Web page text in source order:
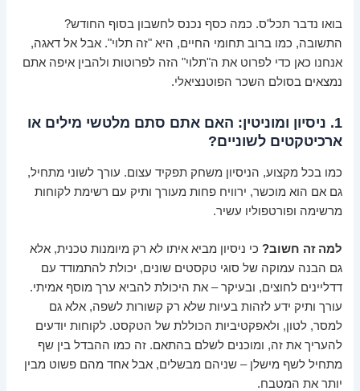
בואו נדבר תכל'ס. כמה כסף נכנס לחשבון בסוף החודש?
התשובה, כמו ברוב תחומי החיים, היא "זה תלוי". אבל אל דאגה,
אנחנו כאן כדי לפרוט את ה"תלוי" הזה לפרוטות ולהבין איפה אתם
נמצאים בסולם השכר הפוטנציאלי.
1. ניסיון ומוניטין: האם אתם סתם מלטשי מילים או
ארכיטקטים לשוניים?
כמו בכל מקצוע, הניסיון משחק תפקיד עצום. עורך לשוני מתחיל,
גם אם הוא מוכשר, ירוויח פחות מעורך ותיק עם רשימת לקוחות
מרשימה ופורטפוליו עשיר.
למה זה חשוב? כי ניסיון מביא איתו לא רק מיומנות טכנית, אלא
גם הבנה עמוקה של סוגי טקסטים שונים, יכולת להתמודד עם
דדליינים לחוצים, ובעיקר – את היכולת להביא ערך מוסף אמיתי.
עורך ותיק ידע לזהות בעיות שלא רק קשורות לשפה, אלא גם
למסר, לטון, ולאפקטיביות הכוללת של הטקסט. לקוחות יודעים
להעריך את זה, ומוכנים לשלם בהתאם. זה כמו ההבדל בין שף
מתחיל לשף מישלן – שניהם מבשלים, אבל אחד מהם פשוט מבין
יותר את המטבח.